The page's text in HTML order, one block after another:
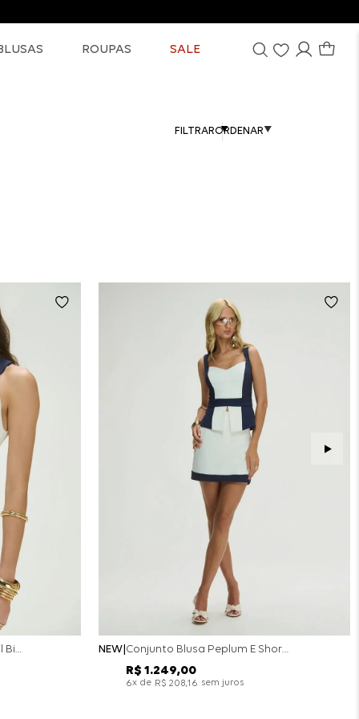
ROUPAS SALE
FILTRAR
Conjunto Colete Calça Barril Bicolor Alfaiataria - Off White NEW Conjunto Blusa Peplum E Short Saia Bicolor - Off White
R$ 1.249,00
6x de R$ 208,16 sem juros